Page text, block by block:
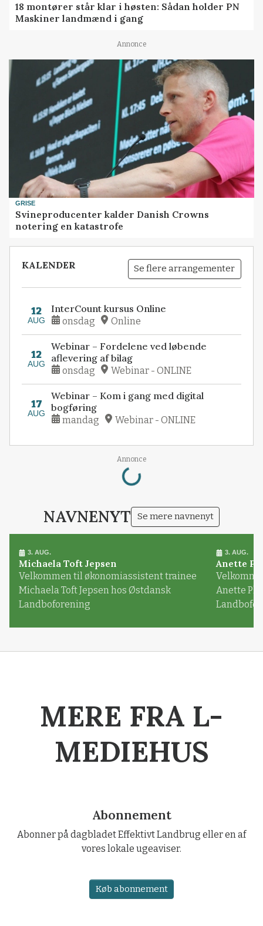
18 montører står klar i høsten: Sådan holder PN
Maskiner landmænd i gang
Annonce
GRISE
Svineproducenter kalder Danish Crowns
notering en katastrofe
KALENDER Se flere arrangementer
12
AUG
InterCount kursus Online
onsdag Online
12
AUG
Webinar – Fordelene ved løbende
aflevering af bilag
onsdag Webinar - ONLINE
17
AUG
Webinar – Kom i gang med digital
bogføring
mandag Webinar - ONLINE
Annonce
Loading...
NAVNENYT Se mere navnenyt
3. AUG.
Michaela Toft Jepsen
Velkommen til økonomiassistent trainee
Michaela Toft Jepsen hos Østdansk
Landboforening
3. AUG.
Anette
Anette
MERE FRA L-
MEDIEHUS
Abonnement
Abonner på dagbladet Effektivt Landbrug eller en af
vores lokale ugeaviser.
Køb abonnement